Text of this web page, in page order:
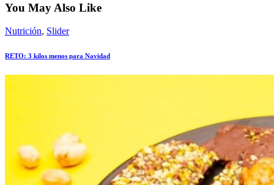
You May Also Like
Nutrición, Slider
RETO: 3 kilos menos para Navidad